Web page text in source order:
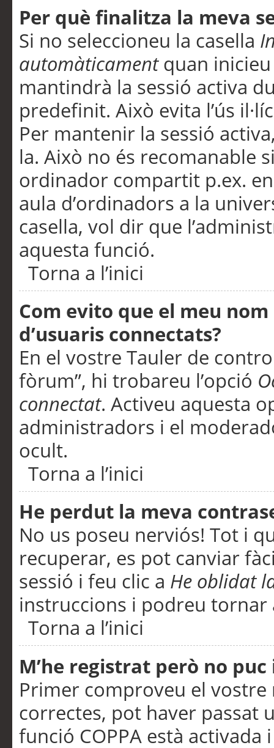
Per què finalitza la meva
Si no seleccioneu la casella
automàticamentquan inicieu
mantindrà la sessió activa
predefinit. Això evita l’ús
Per mantenir la sessió
la. Això no és recomanable
ordinador compartit p.ex.
aula d’ordinadors a la
casella, vol dir que
aquesta funció.
Torna a l’inici
Com evito que el meu
d’usuaris connectats?
En el vostre Tauler de
fòrum”, hi trobareu l’opció
connectat. Activeu aquesta
administradors i el
ocult.
Torna a l’inici
He perdut la meva
No us poseu nerviós! Tot i
recuperar, es pot canviar
sessió i feu clic a He oblidat
instruccions i podreu tornar
Torna a l’inici
M’he registrat però no
Primer comproveu el vostre
correctes, pot haver passat
funció COPPA està